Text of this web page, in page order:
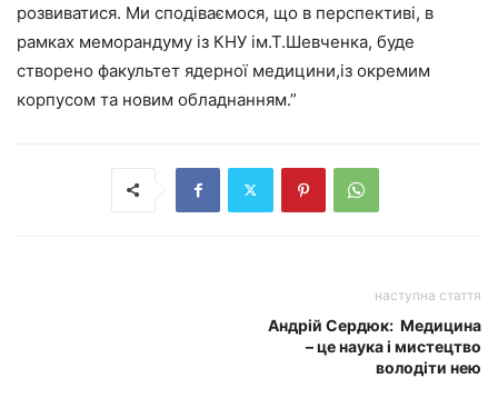
розвиватися. Ми сподіваємося, що в перспективі, в
рамках меморандуму із КНУ ім.Т.Шевченка, буде
створено факультет ядерної медицини,із окремим
корпусом та новим обладнанням.”
наступна стаття
Андрій Сердюк: Медицина
– це наука і мистецтво
володіти нею